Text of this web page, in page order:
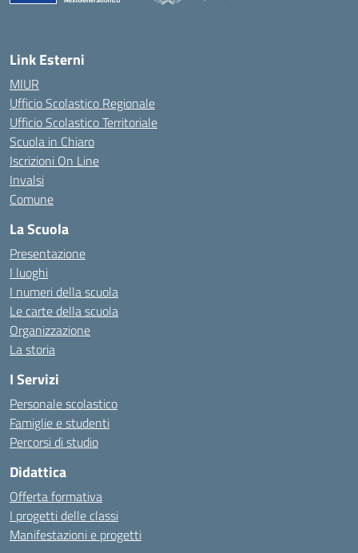
— Visita la pagina iniziale della scuola
Link Esterni
MIUR
Ufficio Scolastico Regionale
Ufficio Scolastico Territoriale
Scuola in Chiaro
Iscrizioni On Line
Invalsi
Comune
La Scuola
Presentazione
I luoghi
I numeri della scuola
Le carte della scuola
Organizzazione
La storia
I Servizi
Personale scolastico
Famiglie e studenti
Percorsi di studio
Didattica
Offerta formativa
I progetti delle classi
Manifestazioni e progetti